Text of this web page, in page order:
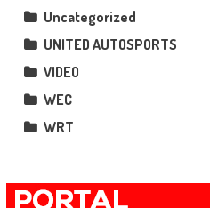
Uncategorized
UNITED AUTOSPORTS
VIDEO
WEC
WRT